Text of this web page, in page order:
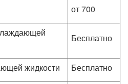
от 700
Бесплатно
жидкости
Бесплатно